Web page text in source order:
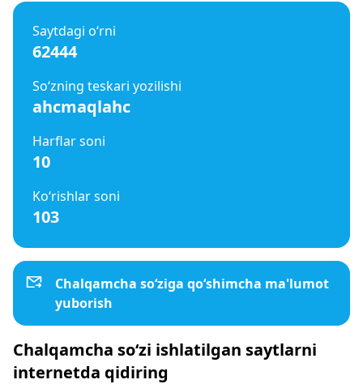
Saytdagi o‘rni
62444
So‘zning teskari yozilishi
ahcmaqlahc
Harflar soni
10
Ko‘rishlar soni
103
Chalqamcha so‘ziga qo‘shimcha ma'lumot
yuborish
Chalqamcha so‘zi ishlatilgan saytlarni
internetda qidiring